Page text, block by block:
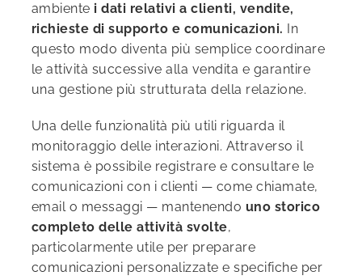
ambiente i dati relativi a clienti, vendite,
richieste di supporto e comunicazioni. In
questo modo diventa più semplice coordinare
le attività successive alla vendita e garantire
una gestione più strutturata della relazione.
Una delle funzionalità più utili riguarda il
monitoraggio delle interazioni. Attraverso il
sistema è possibile registrare e consultare le
comunicazioni con i clienti — come chiamate,
email o messaggi — mantenendo uno storico
completo delle attività svolte,
particolarmente utile per preparare
comunicazioni personalizzate e specifiche per